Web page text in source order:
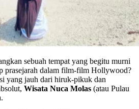
sebuah tempat yang begitu murni
prasejarah dalam film-film Hollywood?
yang jauh dari hiruk-pikuk dan
Wisata Nuca Molas (atau Pulau